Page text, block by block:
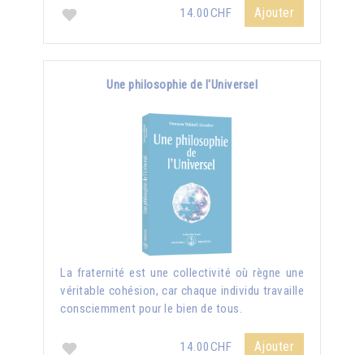
14.00CHF Ajouter
Une philosophie de l'Universel
La fraternité est une collectivité où règne une
véritable cohésion, car chaque individu travaille
consciemment pour le bien de tous.
14.00CHF Ajouter